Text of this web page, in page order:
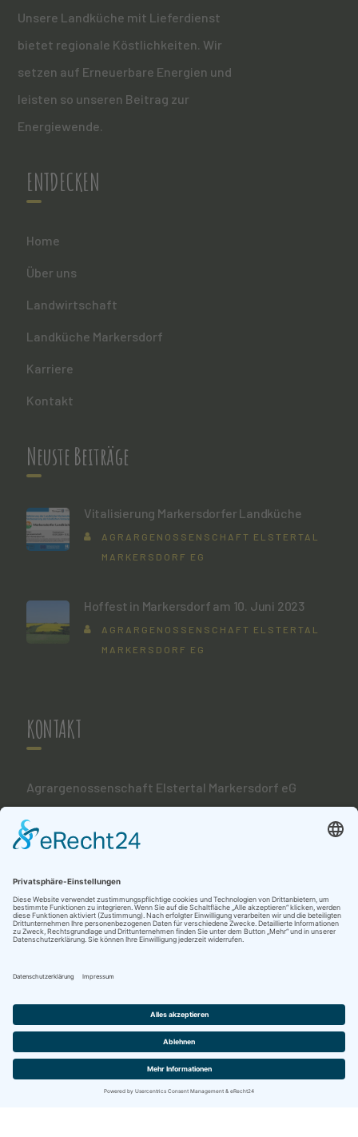
Unsere Landküche mit Lieferdienst
bietet regionale Köstlichkeiten. Wir
setzen auf Erneuerbare Energien und
leisten so unseren Beitrag zur
Energiewende.
ENTDECKEN
Home
Über uns
Landwirtschaft
Landküche Markersdorf
Karriere
Kontakt
Neuste Beiträge
Vitalisierung Markersdorfer Landküche
AGRARGENOSSENSCHAFT ELSTERTAL
MARKERSDORF EG
Hoffest in Markersdorf am 10. Juni 2023
AGRARGENOSSENSCHAFT ELSTERTAL
MARKERSDORF EG
KONTAKT
Agrargenossenschaft Elstertal Markersdorf eG
07980 Berga/Elster
info@agrar-markersdorf.de
036623 6060
Copyright © 2023 by Agrargenossenschaft Markersdorf
eG | Markersdorf 26 | 07980 Berga/Elster
Made with
byEMERIDIAN - Digital & Datenschutz
Agentur